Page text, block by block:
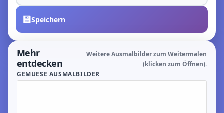
💾Speichern
Mehr
entdecken
Weitere Ausmalbilder zum Weitermalen
(klicken zum Öffnen).
GEMUESE AUSMALBILDER